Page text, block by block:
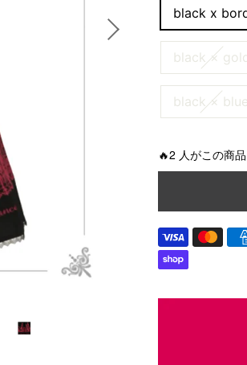
a
r
c
black x
black ×
black × blue
🔥2 人がこの商